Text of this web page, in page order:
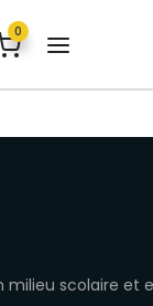
0
scolaire et